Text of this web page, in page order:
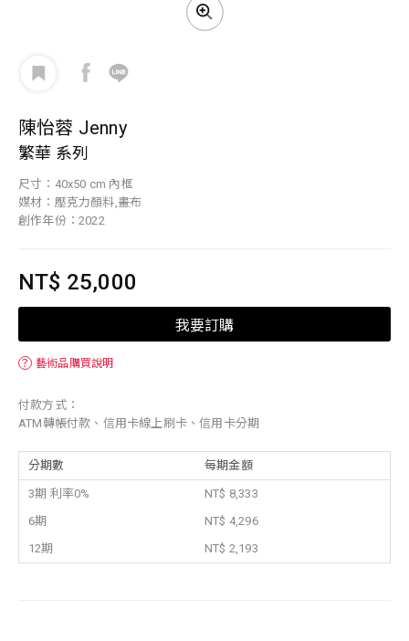
陳怡蓉 Jenny
繁華 系列
尺寸：40x50 cm 內框
媒材：壓克力顏料,畫布
創作年份：2022
NT$ 25,000
我要訂購
？ 藝術品購買說明
付款方式：
ATM轉帳付款、信用卡線上刷卡、信用卡分期
分期數 每期金額
3期 利率0%
NT$ 8,333
6期
NT$ 4,296
12期
NT$ 2,193